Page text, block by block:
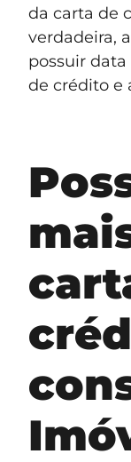
da carta de
verdadeira,
possuir
de crédito e